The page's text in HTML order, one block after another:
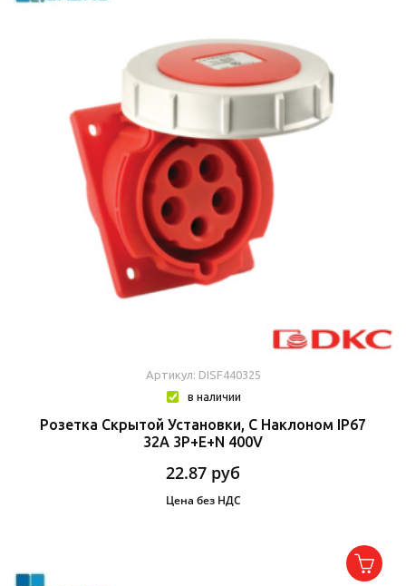
Артикул: DISF440325
в наличии
Розетка Скрытой Установки, С Наклоном IP67
32A 3P+E+N 400V
22.87 руб
Цена без НДС